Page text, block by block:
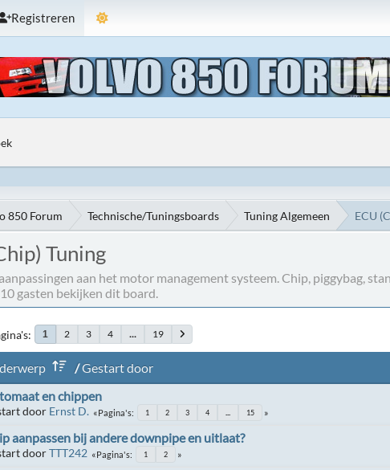
Registreren
850 Forum Technische/Tuningsboards Tuning Algemeen ECU
Tuning
aan het motor management systeem. Chip, piggybag,
gasten bekijken dit board.
1 2 3 4 ... 19
/Gestart door
en chippen
door Ernst D. Pagina's 1 2 3 4 15
aanpassen bij andere downpipe en uitlaat?
doorTTT242 Pagina's 1 2